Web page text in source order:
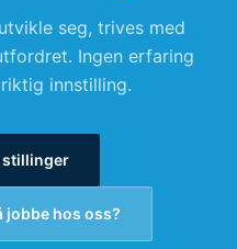
seg, trives med
Ingen erfaring
innstilling.
stillinger
jobbe hos oss?